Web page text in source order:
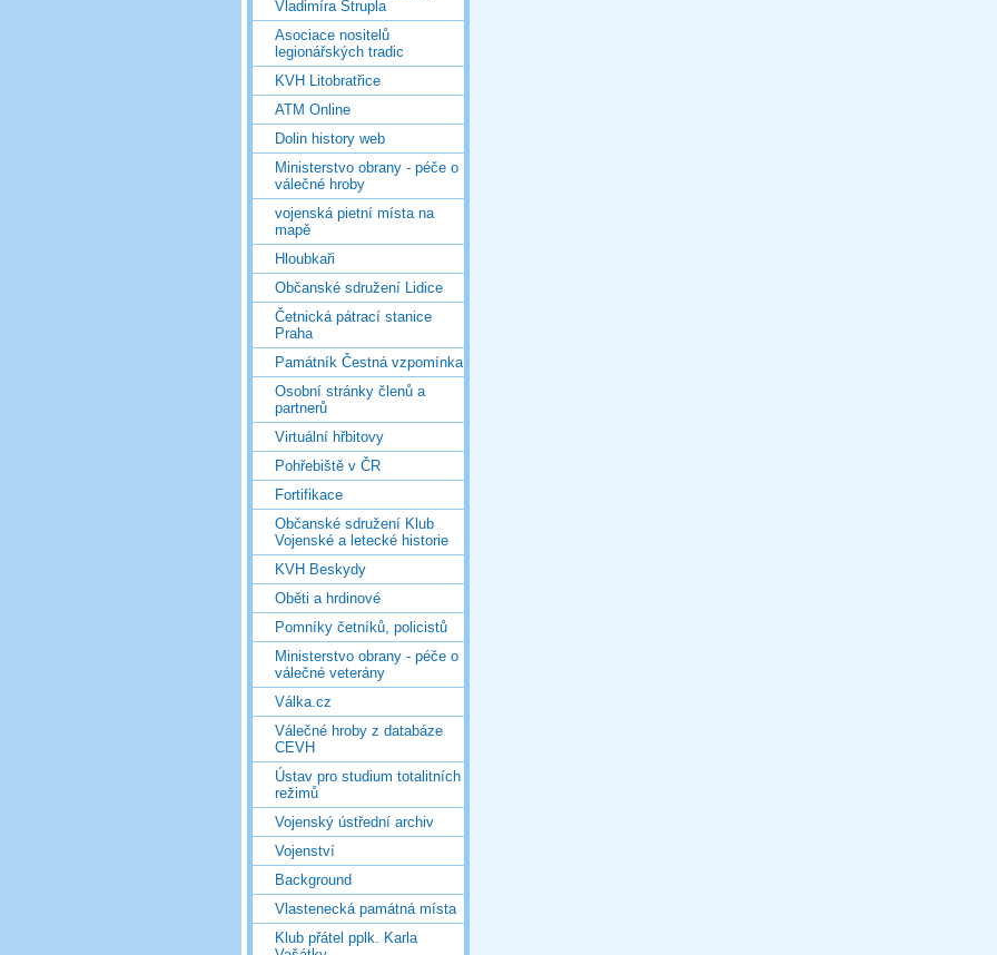
Vladimíra Štrupla
Asociace nositelů
legionářských tradic
KVH Litobratřice
ATM Online
Dolin history web
Ministerstvo obrany - péče o
válečné hroby
vojenská pietní místa na
mapě
Hloubkaři
Občanské sdružení Lidice
Četnická pátrací stanice
Praha
Památník Čestná vzpomínka
Osobní stránky členů a
partnerů
Virtuální hřbitovy
Pohřebiště v ČR
Fortifikace
Občanské sdružení Klub
Vojenské a letecké historie
KVH Beskydy
Oběti a hrdinové
Pomníky četníků, policistů
Ministerstvo obrany - péče o
válečné veterány
Válka.cz
Válečné hroby z databáze
CEVH
Ústav pro studium totalitních
režimů
Vojenský ústřední archiv
Vojenství
Background
Vlastenecká památná místa
Klub přátel pplk. Karla